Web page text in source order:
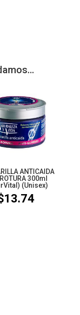
ANTICAIDA
300ml
(Unisex)
13.74